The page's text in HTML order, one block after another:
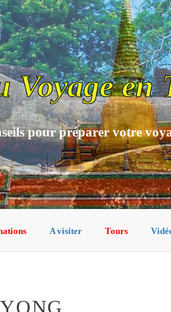
Voyage en
pour préparer votre
A visiter Tours